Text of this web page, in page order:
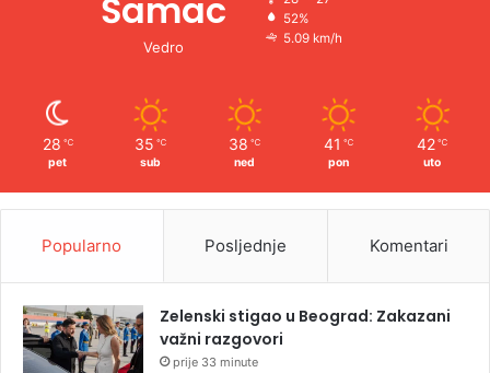
Šamac
Vedro
52%
5.09 km/h
28 ℃
pet
35 ℃
sub
38 ℃
ned
41 ℃
pon
42 ℃
uto
Popularno Posljednje Komentari
Zelenski stigao u Beograd: Zakazani
važni razgovori
prije 33 minute